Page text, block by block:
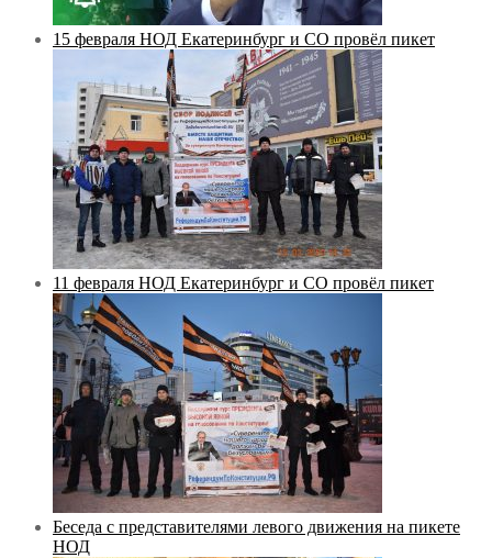
15 февраля НОД Екатеринбург и СО провёл пикет
11 февраля НОД Екатеринбург и СО провёл пикет
Беседа с представителями левого движения на пикете
НОД